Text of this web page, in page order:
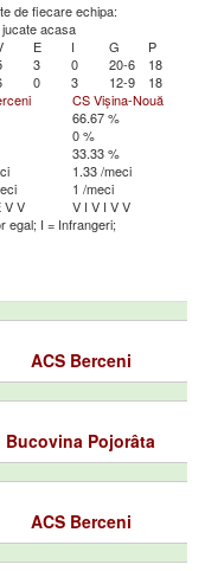
de fiecare echipa:
acasa
E I G
P
3 0 20-6
18
0 3 12-9
18
CS Vișina-Nouă
66.67 %
0 %
33.33 %
1.33 /meci
1 /meci
VV V I V I VV
egal; I = Infrangeri;
ACS Berceni
Bucovina Pojorâta
ACS Berceni